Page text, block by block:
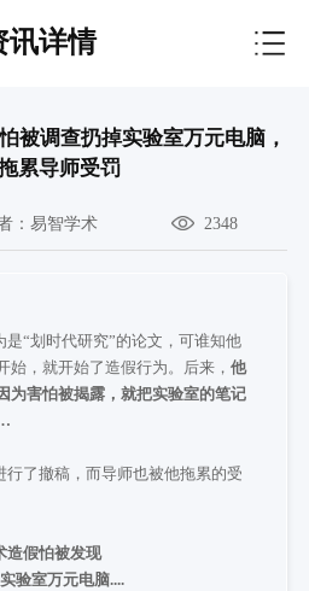
讯详情
被调查扔掉实验室万元电脑，
累导师受罚
： 易智学术 2348
是“划时代研究”的论文，可谁知他
始，就开始了造假行为。后来， 他
为害怕被揭露，就把实验室的笔记
行了撤稿，而导师也被他拖累的受
造假怕被发现
验室万元电脑....